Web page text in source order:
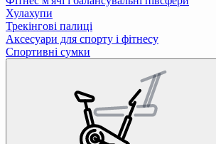
Хулахупи
Трекінгові палиці
Аксесуари для спорту і фітнесу
Спортивні сумки